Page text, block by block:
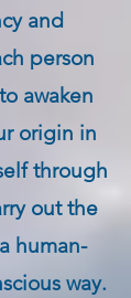
and
person
awaken
origin in
through
out the
human-
way.